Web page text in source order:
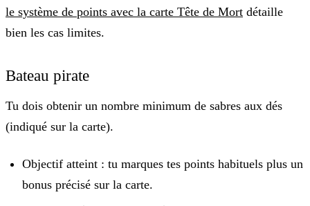
le système de points avec la carte Tête de Mort détaille
bien les cas limites.
Bateau pirate
Tu dois obtenir un nombre minimum de sabres aux dés
(indiqué sur la carte).
Objectif atteint : tu marques tes points habituels plus un
bonus précisé sur la carte.